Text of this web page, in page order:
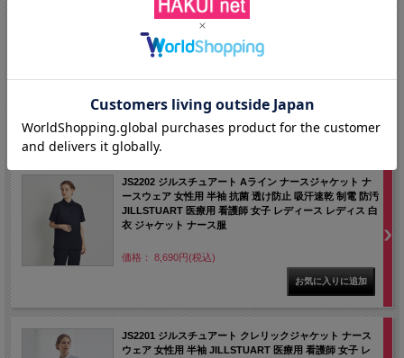
JS2205 ジルスチュアート ドクターコート シングルボタ
ン 長袖 抗菌 透け防止 吸汗速乾 制電 防汚 JILLSTUART
医療用 女医 ドクター 医者 女子 レディース レディス 白衣
価格： 13,200円(税込)～
JS2202 ジルスチュアート Aライン ナースジャケット ナ
ースウェア 女性用 半袖 抗菌 透け防止 吸汗速乾 制電 防汚
JILLSTUART 医療用 看護師 女子 レディース レディス 白
衣 ジャケット ナース服
価格： 8,690円(税込)
JS2201 ジルスチュアート クレリックジャケット ナース
ウェア 女性用 半袖 JILLSTUART 医療用 看護師 女子 レ